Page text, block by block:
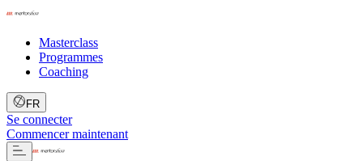
Masterclass
Programmes
Coaching
FR
Se connecter
Commencer maintenant